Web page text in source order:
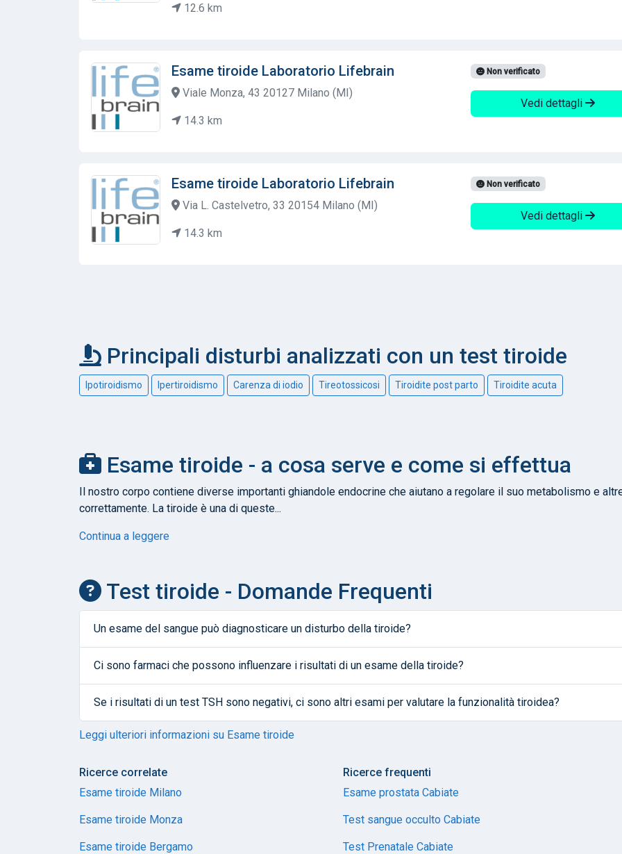
12.6 km
Esame tiroide Laboratorio Lifebrain
Viale Monza, 43 20127 Milano (MI)
14.3 km
Non verificato
Vedi dettagli
Esame tiroide Laboratorio Lifebrain
Via L. Castelvetro, 33 20154 Milano (MI)
14.3 km
Non verificato
Vedi dettagli
Principali disturbi analizzati con un test tiroide
Ipotiroidismo Ipertiroidismo Carenza di iodio Tireotossicosi Tiroidite post parto Tiroidite acuta
Esame tiroide - a cosa serve e come si effettua
Il nostro corpo contiene diverse importanti ghiandole endocrine che aiutano a regolare il suo metabolismo e
correttamente. La tiroide è una di queste...
Continua a leggere
Test tiroide - Domande Frequenti
Un esame del sangue può diagnosticare un disturbo della tiroide?
Ci sono farmaci che possono influenzare i risultati di un esame della tiroide?
Se i risultati di un test TSH sono negativi, ci sono altri esami per valutare la funzionalità tiroidea?
Leggi ulteriori informazioni su Esame tiroide
Ricerce correlate
Esame tiroide Milano
Esame tiroide Monza
Esame tiroide Bergamo
Ricerce frequenti
Esame prostata Cabiate
Test sangue occulto Cabiate
Test Prenatale Cabiate